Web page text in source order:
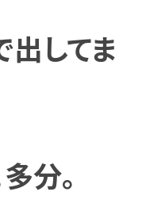
出してま
分。